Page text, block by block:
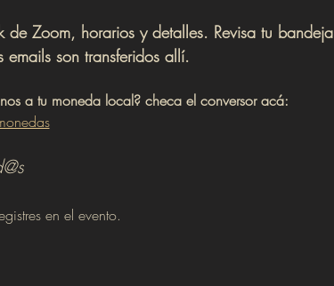
Zoom, horarios y detalles. Revisa tu bandeja
son transferidos allí.
a tu moneda local? checa el conversor acá:
en el evento.